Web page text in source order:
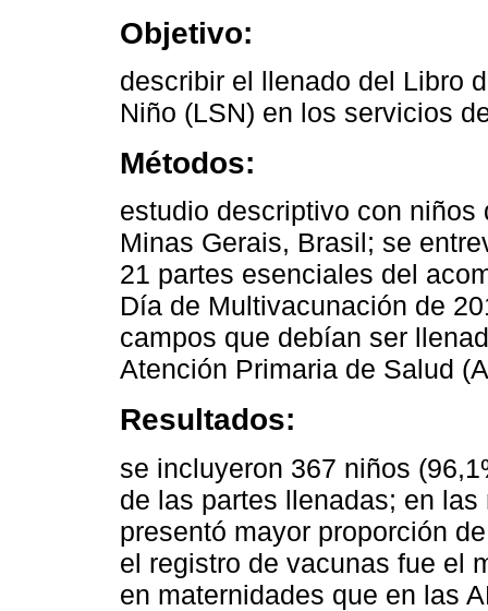
Objetivo:
describir el llenado del Libro
Niño (LSN) en los servicios
Métodos:
estudio descriptivo con
Minas Gerais, Brasil; se
21 partes esenciales del
Día de Multivacunación de
campos que debían ser
Atención Primaria de Salud
Resultados:
se incluyeron 367 niños
de las partes llenadas; en
presentó mayor proporción
el registro de vacunas fue el
en maternidades que en las